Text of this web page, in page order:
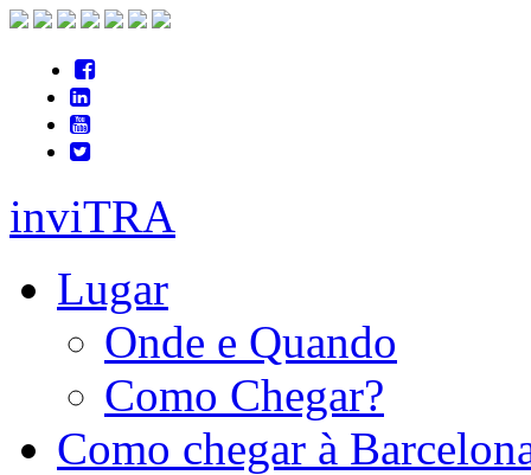
inviTRA
Lugar
Onde e Quando
Como Chegar?
Como chegar à